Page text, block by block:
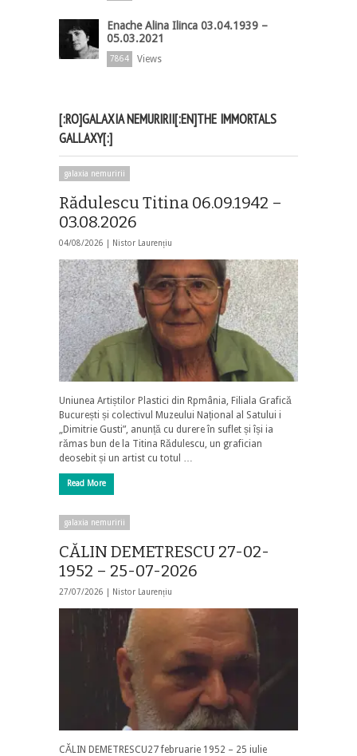
Enache Alina Ilinca 03.04.1939 –
05.03.2021
7864 Views
[:RO]GALAXIA NEMURIRII[:EN]THE IMMORTALS
GALLAXY[:]
galaxia nemuririi
Rădulescu Titina 06.09.1942 –
03.08.2026
04/08/2026 | Nistor Laurențiu
Uniunea Artiștilor Plastici din Rpmânia, Filiala Grafică
București și colectivul Muzeului Național al Satului i
„Dimitrie Gusti”, anunță cu durere în suflet și își ia
rămas bun de la Titina Rădulescu, un grafician
deosebit și un artist cu totul …
Read More
galaxia nemuririi
CĂLIN DEMETRESCU 27-02-
1952 – 25-07-2026
27/07/2026 | Nistor Laurențiu
CĂLIN DEMETRESCU27 februarie 1952 – 25 iulie